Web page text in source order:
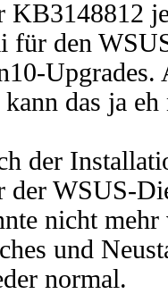
KB3148812
für den
Upgrades.
kann das ja
der
der WSUS-
nicht
und
normal.